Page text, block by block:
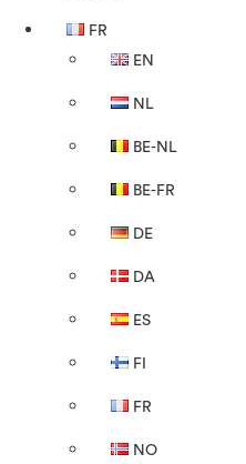
FR
EN
NL
BE-NL
BE-FR
DE
DA
ES
FI
FR
NO